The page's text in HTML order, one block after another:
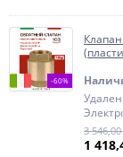
-60%
3
1